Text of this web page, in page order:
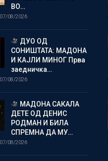
ВО…
07/08/2026
ДУО ОД
СОНИШТАТА: МАДОНА
И КАЈЛИ МИНОГ Прва
заедничка…
07/08/2026
МАДОНА САКАЛА
ДЕТЕ ОД ДЕНИС
РОДМАН И БИЛА
СПРЕМНА ДА МУ…
07/08/2026